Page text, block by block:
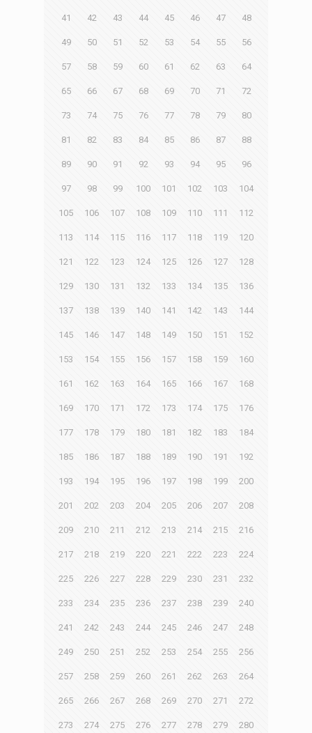
41 42 43 44 45 46 47 48
49 50 51 52 53 54 55 56
57 58 59 60 61 62 63 64
65 66 67 68 69 70 71 72
73 74 75 76 77 78 79 80
81 82 83 84 85 86 87 88
89 90 91 92 93 94 95 96
97 98 99 100 101 102 103 104
105 106 107 108 109 110 111 112
113 114 115 116 117 118 119 120
121 122 123 124 125 126 127 128
129 130 131 132 133 134 135 136
137 138 139 140 141 142 143 144
145 146 147 148 149 150 151 152
153 154 155 156 157 158 159 160
161 162 163 164 165 166 167 168
169 170 171 172 173 174 175 176
177 178 179 180 181 182 183 184
185 186 187 188 189 190 191 192
193 194 195 196 197 198 199 200
201 202 203 204 205 206 207 208
209 210 211 212 213 214 215 216
217 218 219 220 221 222 223 224
225 226 227 228 229 230 231 232
233 234 235 236 237 238 239 240
241 242 243 244 245 246 247 248
249 250 251 252 253 254 255 256
257 258 259 260 261 262 263 264
265 266 267 268 269 270 271 272
273 274 275 276 277 278 279 280